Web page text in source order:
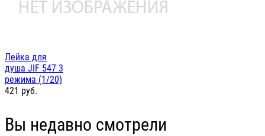
Лейка для
душа JIF 547 3
режима (1/20)
421 руб.
Вы недавно смотрели